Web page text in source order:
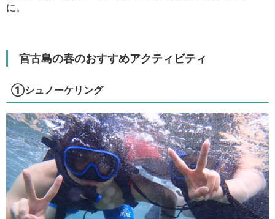
に。
宮古島の春のおすすめアクティビティ
①シュノーケリング